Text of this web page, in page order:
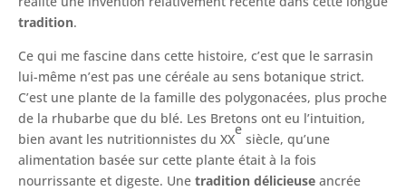
tradition.
Ce qui me fascine dans cette histoire, c’est que le sarrasin
lui-même n’est pas une céréale au sens botanique strict.
C’est une plante de la famille des polygonacées, plus proche
de la rhubarbe que du blé. Les Bretons ont eu l’intuition,
bien avant les nutritionnistes du XX
e
siècle, qu’une
alimentation basée sur cette plante était à la fois
nourrissante et digeste. Une tradition délicieuse ancrée